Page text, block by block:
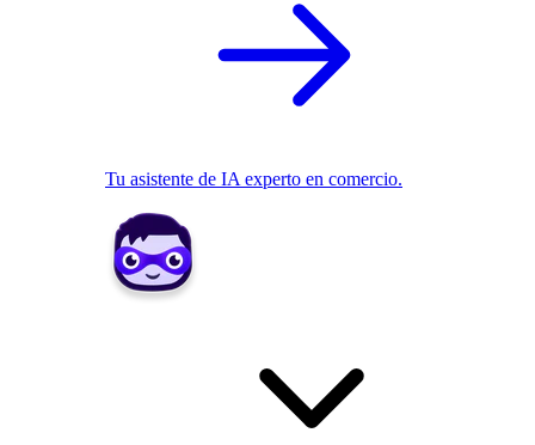
Tu asistente de IA experto en comercio.